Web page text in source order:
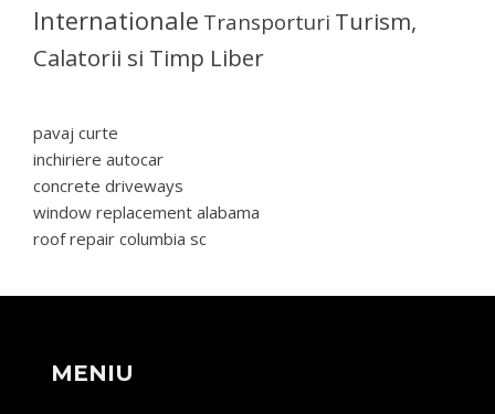
Internationale Transporturi Turism,
Calatorii si Timp Liber
pavaj curte
inchiriere autocar
concrete driveways
window replacement alabama
roof repair columbia sc
MENIU